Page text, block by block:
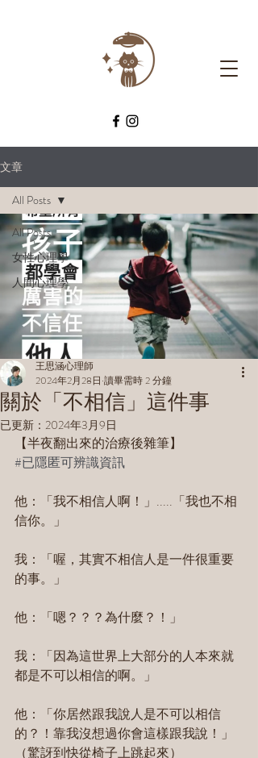
文章
All Posts
女性心理學
人間心理學
All Posts
關於「不相信」這件事
王思涵心理師
2024年2月28日 讀畢需時 2 分鐘
已更新： 2024年3月9日
【半夜翻出來的治療後雜筆】
#已隱匿可辨識資訊
他：「我不相信人啊！」.....「我也不相
信你。」
我：「喔，其實不相信人是一件很重要
的事。」
他：「嗯？？？為什麼？！」
我：「因為這世界上大部分的人本來就
都是不可以相信的啊。」
他：「你居然跟我說人是不可以相信
的？！靠我沒想過你會這樣跟我說！」
（驚訝到快從椅子上跳起來）